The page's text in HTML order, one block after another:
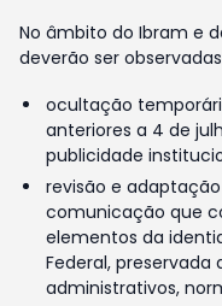
No âmbito do Ibram e
deverão ser
ocultação
anteriores a 4 de
publicidade
revisão e
comunicação que
elementos da
Federal,
administrativos,